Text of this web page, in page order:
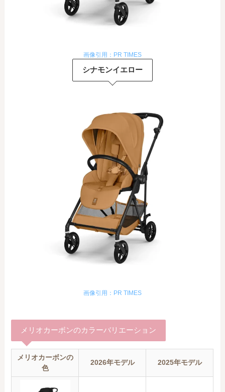
画像引用：PR TIMES
シナモンイエロー
画像引用：PR TIMES
メリオカーボンのカラーバリエーション
メリオカーボンの
色
2026年モデル 2025年モデル